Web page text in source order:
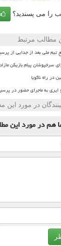
را می پسندید؟
مطالب مرتبط
تیم ملی بعد از جدایی از
سرخپوشان پیام بازیکن
در راه ناگویا
به ماجرای حضور در
در مورد این
همدر مورد این